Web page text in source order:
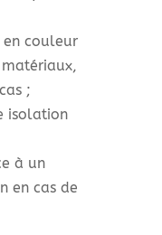
en couleur
;
isolation
à un
en cas de